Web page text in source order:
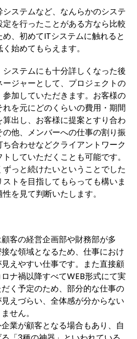
ステムなど、なんらかのシステ
を行ったことがある方なら比較
、初めてITシステムに触れると
始めてもらえます。
ステムにも十分詳しくなった後
ジャーとして、プロジェクトの
加していただきます。お客様の
を元にどのくらいの費用・期間
出し、お客様に提案とすり合わ
他、メンバーへの仕事の割り振
合わせなどクライアントワーク
していただくことも可能です。
っと続けたいということでした
トを目指してもらっても構いま
を見て判断いたします。
客の経営企画部や財務部が多
な領域となるため、仕事におけ
えやすい仕事です。また直接顧
ナ禍以降すべてWEB形式にて実
く予定のため、部分的な仕事の
えづらい、全体感が分からない
せん。
業が顧客となる場合もあり、自